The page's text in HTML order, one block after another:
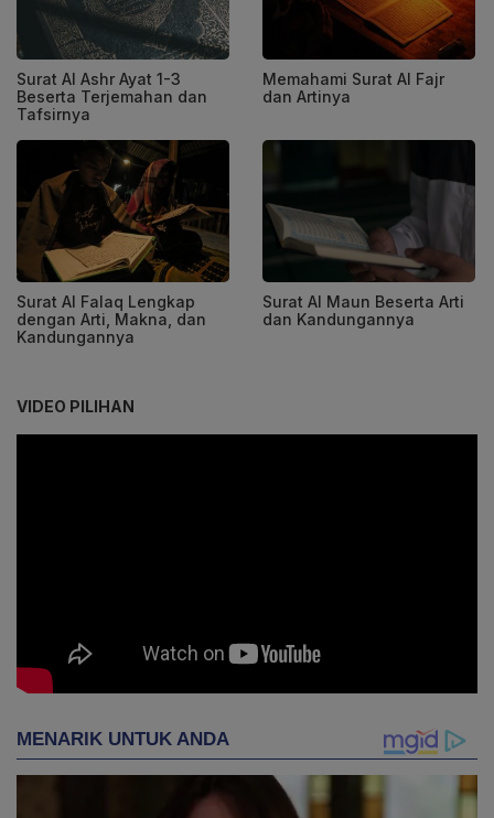
Surat Al Ashr Ayat 1-3
Beserta Terjemahan dan
Tafsirnya
Memahami Surat Al Fajr
dan Artinya
Surat Al Falaq Lengkap
dengan Arti, Makna, dan
Kandungannya
Surat Al Maun Beserta Arti
dan Kandungannya
VIDEO PILIHAN